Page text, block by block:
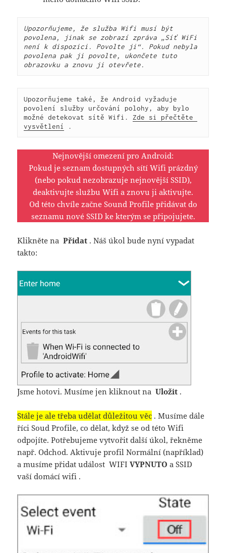
Upozorňujeme, že služba Wifi musí být
povolena, jinak se zobrazí zpráva „Síť WiFi
není k dispozici. Povolte ji“. Pokud nebyla
povolena pak ji povolte, ukončete tuto
obrazovku a znovu ji otevřete.
Upozorňujeme také, že Android vyžaduje
povolení služby určování polohy, aby bylo
možné detekovat sítě Wifi. Zde si přečtěte
vysvětlení
.
Nejnovější omezení pro Android:
Pokud je seznam dostupných sítí Wifi prázdný
(nebo pokud nezobrazuje nejnovější SSID),
deaktivujte službu Wifi a znovu ji aktivujte.
Od této chvíle začne Sound Profile přidávat do
seznamu nové SSID ke kterým se připojujete.
Klikněte naPřidat . Náš úkol bude nyní vypadat
takto:
Jsme hotovi. Musíme jen kliknout naUložit .
Stále je ale třeba udělat důležitou věc . Musíme dále
říci Soud Profile, co dělat, když se od této Wifi
odpojíte. Potřebujeme vytvořit další úkol, řekněme
např. Odchod. Aktivuje profil Normální (například)
a musíme přidat událost WIFIVYPNUTO a SSID
vaší domácí wifi .